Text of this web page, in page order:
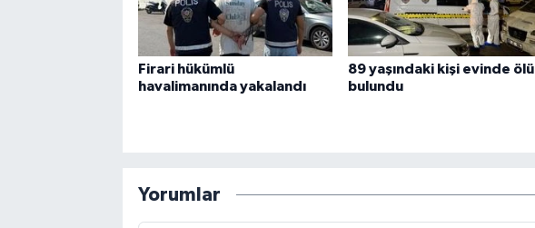
Firari hükümlü
havalimanında yakalandı
89 yaşındaki kişi evinde ölü
bulundu
Yorumlar